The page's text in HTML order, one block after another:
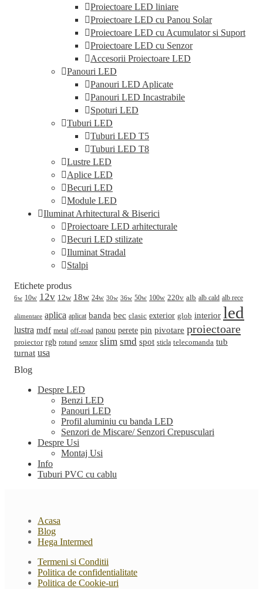
Proiectoare LED liniare
Proiectoare LED cu Panou Solar
Proiectoare LED cu Acumulator si Suport
Proiectoare LED cu Senzor
Accesorii Proiectoare LED
Panouri LED
Panouri LED Aplicate
Panouri LED Incastrabile
Spoturi LED
Tuburi LED
Tuburi LED T5
Tuburi LED T8
Lustre LED
Aplice LED
Becuri LED
Module LED
Iluminat Arhitectural & Biserici
Proiectoare LED arhitecturale
Becuri LED stilizate
Iluminat Stradal
Stalpi
Etichete produs
6w 10w 12v 12w 18w 24w 30w 36w 50w 100w 220v alb alb cald alb rece
alimentare aplica aplicat banda bec clasic exterior glob interior led
lustra mdf metal off-road panou perete pin pivotare proiectoare
proiector rgb rotund senzor slim smd spot sticla telecomanda tub
turnat usa
Blog
Despre LED
Benzi LED
Panouri LED
Profil aluminiu cu banda LED
Senzori de Miscare/ Senzori Crepusculari
Despre Usi
Montaj Usi
Info
Tuburi PVC cu cablu
Acasa
Blog
Hega Intermed
Termeni si Conditii
Politica de confidentialitate
Politica de Cookie-uri